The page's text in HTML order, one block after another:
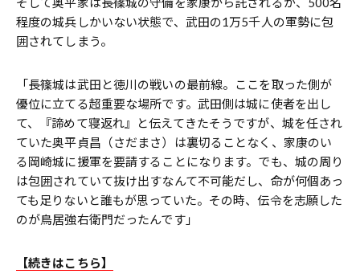
程度の城兵しかいない状態で、武田の1万5千人の軍勢に包
囲されてしまう。
「長篠城は武田と徳川の戦いの最前線。ここを取った側が
優位に立てる超重要な場所です。武田側は城に使者を出し
て、『諦めて寝返れ』と伝えてきたそうですが、城を任され
ていた奥平貞昌（さだまさ）は裏切ることなく、家康のい
る岡崎城に援軍を要請することになります。でも、城の周り
は包囲されていて抜け出すなんて不可能だし、命が何個あっ
ても足りないと誰もが思っていた。その時、伝令を志願した
のが鳥居強右衛門だったんです」
【続きはこちら】